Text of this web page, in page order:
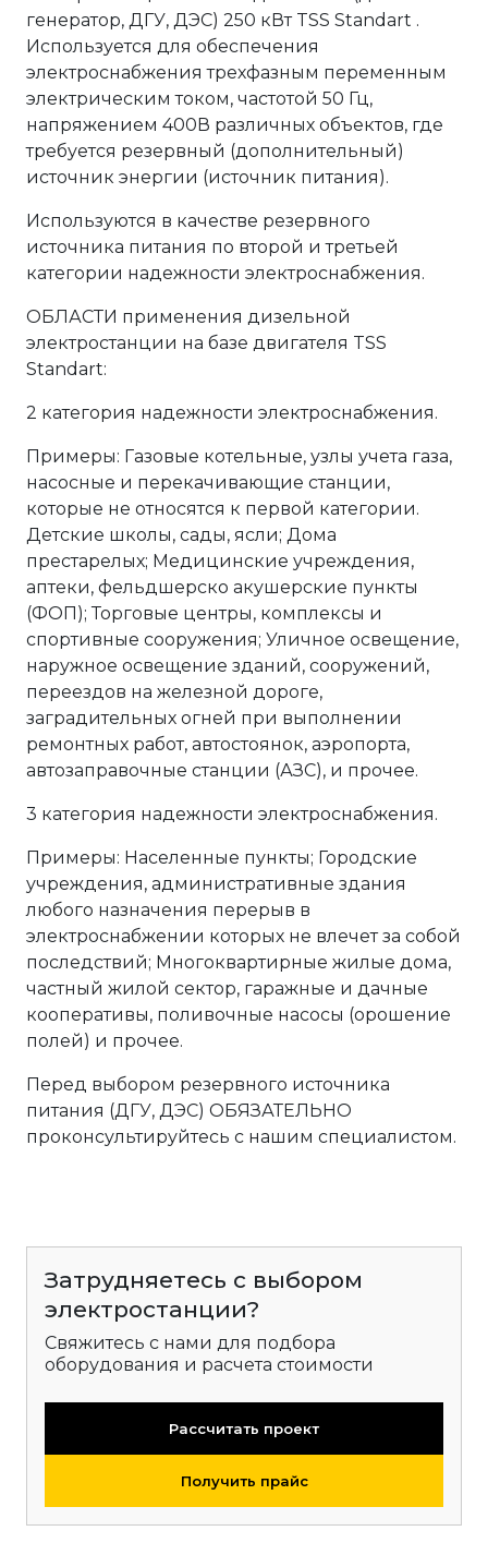
генератор, ДГУ, ДЭС) 250 кВт TSS Standart .
Используется для обеспечения
электроснабжения трехфазным переменным
электрическим током, частотой 50 Гц,
напряжением 400В различных объектов, где
требуется резервный (дополнительный)
источник энергии (источник питания).
Используются в качестве резервного
источника питания по второй и третьей
категории надежности электроснабжения.
ОБЛАСТИ применения дизельной
электростанции на базе двигателя TSS
Standart:
2 категория надежности электроснабжения.
Примеры: Газовые котельные, узлы учета газа,
насосные и перекачивающие станции,
которые не относятся к первой категории.
Детские школы, сады, ясли; Дома
престарелых; Медицинские учреждения,
аптеки, фельдшерско акушерские пункты
(ФОП); Торговые центры, комплексы и
спортивные сооружения; Уличное освещение,
наружное освещение зданий, сооружений,
переездов на железной дороге,
заградительных огней при выполнении
ремонтных работ, автостоянок, аэропорта,
автозаправочные станции (АЗС), и прочее.
3 категория надежности электроснабжения.
Примеры: Населенные пункты; Городские
учреждения, административные здания
любого назначения перерыв в
электроснабжении которых не влечет за собой
последствий; Многоквартирные жилые дома,
частный жилой сектор, гаражные и дачные
кооперативы, поливочные насосы (орошение
полей) и прочее.
Перед выбором резервного источника
питания (ДГУ, ДЭС) ОБЯЗАТЕЛЬНО
проконсультируйтесь с нашим специалистом.
Затрудняетесь с выбором
электростанции?
Свяжитесь с нами для подбора
оборудования и расчета стоимости
Рассчитать проект
Получить прайс